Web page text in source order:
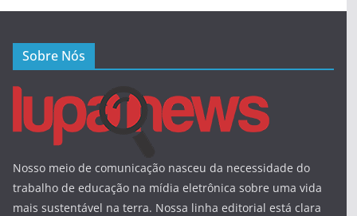
Sobre Nós
Nosso meio de comunicação nasceu da necessidade do
trabalho de educação na mídia eletrônica sobre uma vida
mais sustentável na terra. Nossa linha editorial está clara